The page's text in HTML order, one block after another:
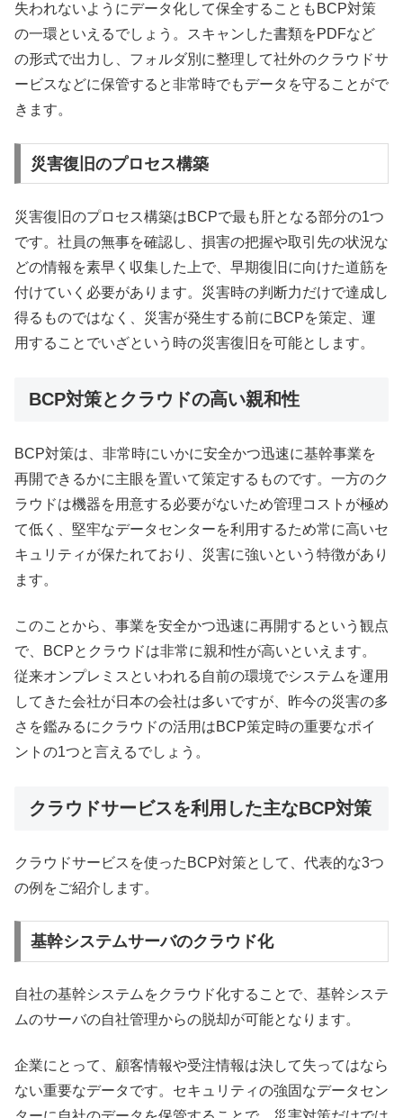
失われないようにデータ化して保全することもBCP対策
の一環といえるでしょう。スキャンした書類をPDFなど
の形式で出力し、フォルダ別に整理して社外のクラウドサ
ービスなどに保管すると非常時でもデータを守ることがで
きます。
災害復旧のプロセス構築
災害復旧のプロセス構築はBCPで最も肝となる部分の1つ
です。社員の無事を確認し、損害の把握や取引先の状況な
どの情報を素早く収集した上で、早期復旧に向けた道筋を
付けていく必要があります。災害時の判断力だけで達成し
得るものではなく、災害が発生する前にBCPを策定、運
用することでいざという時の災害復旧を可能とします。
BCP対策とクラウドの高い親和性
BCP対策は、非常時にいかに安全かつ迅速に基幹事業を
再開できるかに主眼を置いて策定するものです。一方のク
ラウドは機器を用意する必要がないため管理コストが極め
て低く、堅牢なデータセンターを利用するため常に高いセ
キュリティが保たれており、災害に強いという特徴があり
ます。
このことから、事業を安全かつ迅速に再開するという観点
で、BCPとクラウドは非常に親和性が高いといえます。
従来オンプレミスといわれる自前の環境でシステムを運用
してきた会社が日本の会社は多いですが、昨今の災害の多
さを鑑みるにクラウドの活用はBCP策定時の重要なポイ
ントの1つと言えるでしょう。
クラウドサービスを利用した主なBCP対策
クラウドサービスを使ったBCP対策として、代表的な3つ
の例をご紹介します。
基幹システムサーバのクラウド化
自社の基幹システムをクラウド化することで、基幹システ
ムのサーバの自社管理からの脱却が可能となります。
企業にとって、顧客情報や受注情報は決して失ってはなら
ない重要なデータです。セキュリティの強固なデータセン